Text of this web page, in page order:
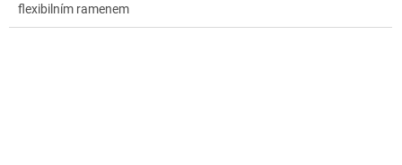
flexibilním ramenem